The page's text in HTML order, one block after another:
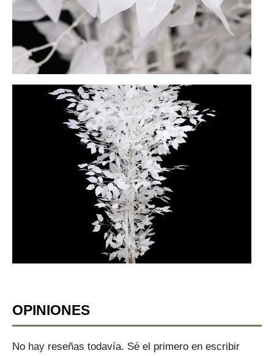
OPINIONES
No hay reseñas todavía. Sé el primero en escribir